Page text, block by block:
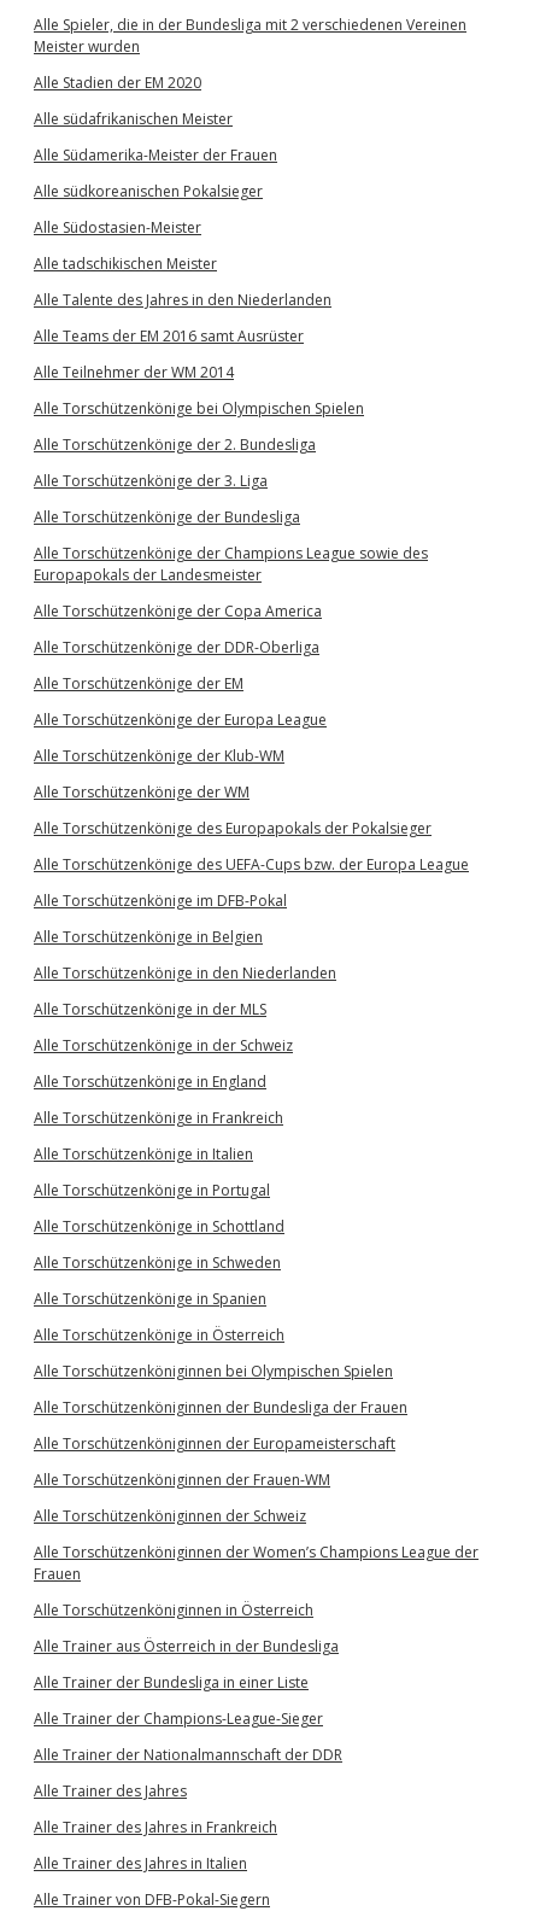
Alle Spieler, die in der Bundesliga mit 2 verschiedenen Vereinen
Meister wurden
Alle Stadien der EM 2020
Alle südafrikanischen Meister
Alle Südamerika-Meister der Frauen
Alle südkoreanischen Pokalsieger
Alle Südostasien-Meister
Alle tadschikischen Meister
Alle Talente des Jahres in den Niederlanden
Alle Teams der EM 2016 samt Ausrüster
Alle Teilnehmer der WM 2014
Alle Torschützenkönige bei Olympischen Spielen
Alle Torschützenkönige der 2. Bundesliga
Alle Torschützenkönige der 3. Liga
Alle Torschützenkönige der Bundesliga
Alle Torschützenkönige der Champions League sowie des
Europapokals der Landesmeister
Alle Torschützenkönige der Copa America
Alle Torschützenkönige der DDR-Oberliga
Alle Torschützenkönige der EM
Alle Torschützenkönige der Europa League
Alle Torschützenkönige der Klub-WM
Alle Torschützenkönige der WM
Alle Torschützenkönige des Europapokals der Pokalsieger
Alle Torschützenkönige des UEFA-Cups bzw. der Europa League
Alle Torschützenkönige im DFB-Pokal
Alle Torschützenkönige in Belgien
Alle Torschützenkönige in den Niederlanden
Alle Torschützenkönige in der MLS
Alle Torschützenkönige in der Schweiz
Alle Torschützenkönige in England
Alle Torschützenkönige in Frankreich
Alle Torschützenkönige in Italien
Alle Torschützenkönige in Portugal
Alle Torschützenkönige in Schottland
Alle Torschützenkönige in Schweden
Alle Torschützenkönige in Spanien
Alle Torschützenkönige in Österreich
Alle Torschützenköniginnen bei Olympischen Spielen
Alle Torschützenköniginnen der Bundesliga der Frauen
Alle Torschützenköniginnen der Europameisterschaft
Alle Torschützenköniginnen der Frauen-WM
Alle Torschützenköniginnen der Schweiz
Alle Torschützenköniginnen der Women’s Champions League der
Frauen
Alle Torschützenköniginnen in Österreich
Alle Trainer aus Österreich in der Bundesliga
Alle Trainer der Bundesliga in einer Liste
Alle Trainer der Champions-League-Sieger
Alle Trainer der Nationalmannschaft der DDR
Alle Trainer des Jahres
Alle Trainer des Jahres in Frankreich
Alle Trainer des Jahres in Italien
Alle Trainer von DFB-Pokal-Siegern